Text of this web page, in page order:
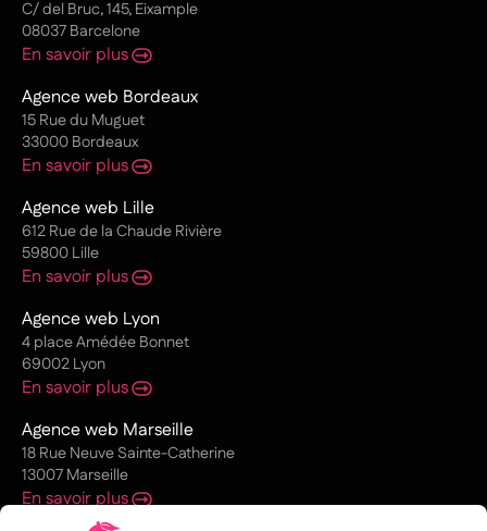
C/ del Bruc, 145, Eixample
08037 Barcelone
En savoir plus
Agence web Bordeaux
15 Rue du Muguet
33000 Bordeaux
En savoir plus
Agence web Lille
612 Rue de la Chaude Rivière
59800 Lille
En savoir plus
Agence web Lyon
4 place Amédée Bonnet
69002 Lyon
En savoir plus
Agence web Marseille
18 Rue Neuve Sainte-Catherine
13007 Marseille
En savoir plus